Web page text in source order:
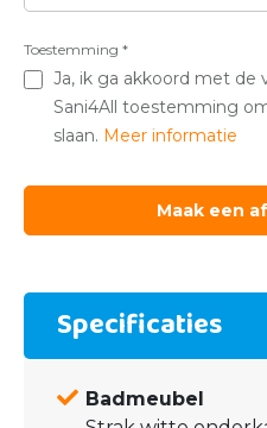
Ja, ik ga akkoord met de
Sani4All toestemming
slaan. Meer informatie
Toestemming *
Specificaties
Badmeubel